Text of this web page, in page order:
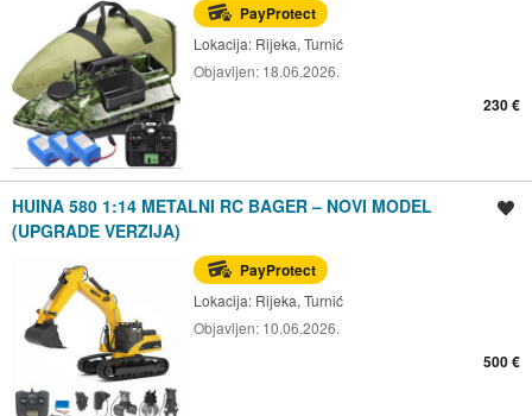
PayProtect
Lokacija: Rijeka, Turnić
Objavljen: 18.06.2026.
230 €
HUINA 580 1:14 METALNI RC BAGER – NOVI MODEL
(UPGRADE VERZIJA)
PayProtect
Lokacija: Rijeka, Turnić
Objavljen: 10.06.2026.
500 €